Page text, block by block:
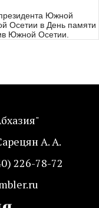
Южной
Осетии в День памяти
Южной Осетии.
А. А.
226-78-72